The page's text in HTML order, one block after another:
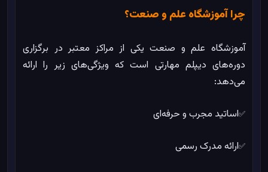
چرا آموزشگاه علم و صنعت؟
آموزشگاه علم و صنعت یکی از مراکز معتبر در برگزاری
دوره‌های دیپلم مهارتی است که ویژگی‌های زیر را ارائه
می‌دهد:
✅اساتید مجرب و حرفه‌ای
✅ارائه مدرک رسمی